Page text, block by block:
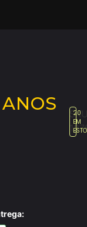
20
EM